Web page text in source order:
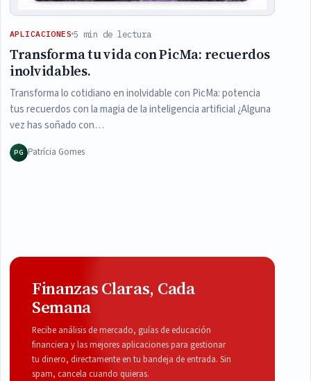
APLICACIONES 5 min de lectura
Transforma tu vida con PicMa: recuerdos
inolvidables.
Transforma lo cotidiano en inolvidable con PicMa: potencia
tus recuerdos con la magia de la inteligencia artificial ¿Alguna
vez has soñado con…
PG Patrícia Gomes
Finanzas Claras, Cada
Semana
Recibe análisis de mercado, guías de educación
financiera y las mejores aplicaciones para gestionar
tu dinero, directamente en tu bandeja de entrada. Sin
spam, cancela cuando quieras.